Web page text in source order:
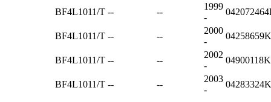
BF4L1011/T -- --
1999
-
BF4L1011/T -- --
2000
-
BF4L1011/T -- --
2002
-
BF4L1011/T -- --
2003
-